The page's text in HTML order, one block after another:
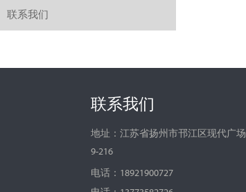
联系我们
联系我们
地址：江苏省扬州市邗江区现代广场
9-216
电话：18921900727